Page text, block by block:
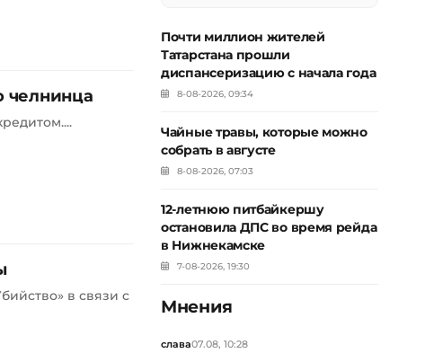
челнинца
в связи с
Почти миллион жителей
Татарстана прошли
диспансеризацию с начала года
8-08-2026, 09:34
Чайные травы, которые можно
собрать в августе
8-08-2026, 07:03
12-летнюю питбайкершу
остановила ДПС во время рейда
в Нижнекамске
7-08-2026, 19:30
Мнения
слава07.08, 10:28